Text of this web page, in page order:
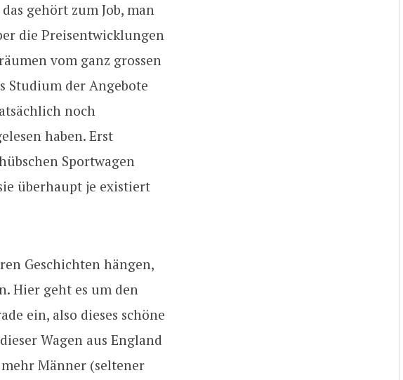
gehört zum Job, man
die Preisentwicklungen
vom ganz grossen
Studium der Angebote
noch
haben. Erst
Sportwagen
überhaupt je existiert
Geschichten hängen,
Hier geht es um den
ein, also dieses schöne
Wagen aus England
Männer (seltener